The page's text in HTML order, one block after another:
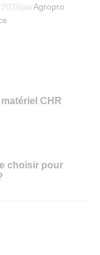
parAgropro
CHR
choisir pour